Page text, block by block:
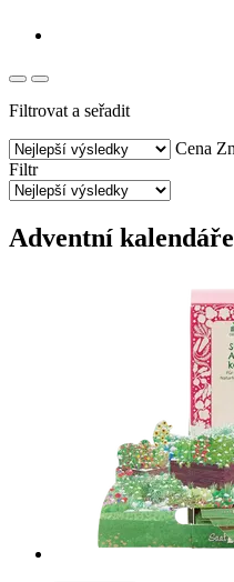
Filtrovat a seřadit
Cena
Filtr
Adventní